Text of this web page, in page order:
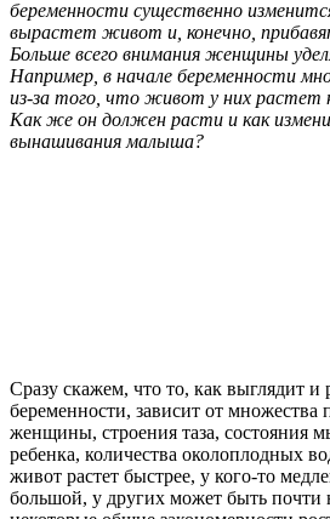
беременности существенно
вырастет живот и, конечно,
Больше всего внимания женщины
Например, в начале беременности
из-за того, что живот у них растет
Как же он должен расти и как
вынашивания малыша?
Сразу скажем, что то, как выглядит и
беременности, зависит от множества
женщины, строения таза, состояния
ребенка, количества околоплодных
живот растет быстрее, у кого-то
большой, у других может быть почти